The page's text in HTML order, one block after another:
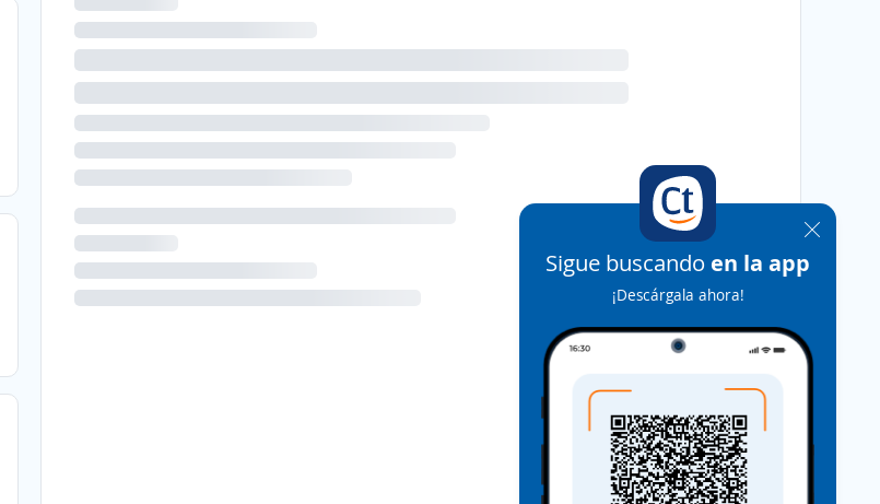
Sigue buscando en la app
¡Descárgala ahora!